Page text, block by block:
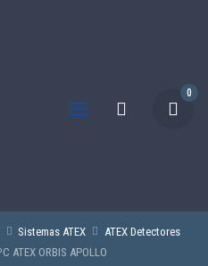
0
Sistemas ATEX
ATEX Detectores
ATEX ORBIS APOLLO